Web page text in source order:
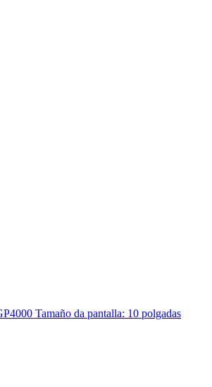
Tamaño da pantalla: 10 polgadas